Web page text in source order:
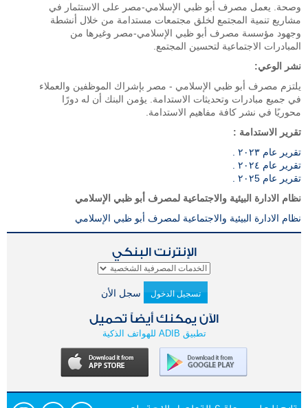
وصحة. يعمل مصرف أبو ظبي الإسلامي-مصر على الاستثمار في
مشاريع تنمية المجتمع لخلق مجتمعات مستدامة من خلال أنشطة
وجهود مؤسسة مصرف أبو ظبي الإسلامي-مصر وغيرها من
المبادرات الاجتماعية لتحسين المجتمع.
نشر الوعي:
يلتزم مصرف أبو ظبي الإسلامي - مصر بإشراك الموظفين والعملاء
في جميع مبادرات وتحديثات الاستدامة. يؤمن البنك أن له دورًا
محوريًا في نشر كافة مفاهيم الاستدامة.
تقرير الاستدامة :
تقرير عام ٢٠٢٣ .
تقرير عام ٢٠٢٤ .
تقرير عام ٢٠٢5 .
نظام الادارة البيئية والاجتماعية لمصرف أبو ظبي الإسلامي
نظام الادارة البيئية والاجتماعية لمصرف أبو ظبي الإسلامي
الإنترنت البنكي
تسجيل الدخول سجل الأن
الآن يمكنك أيضاً تحميل
تطبيق ADIB للهواتف الذكية